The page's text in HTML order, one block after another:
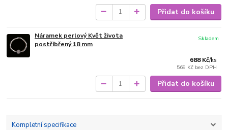
Přidat do košíku
Náramek perlový Květ života
postříbřený 18 mm
688 Kč/ks
569 Kč bez DPH
Skladem
Přidat do košíku
Kompletní specifikace